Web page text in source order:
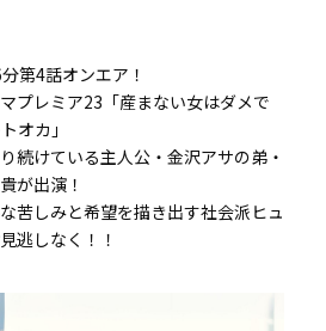
第4話オンエア！
プレミア23「産まない女はダメで
オカ」
続けている主人公・金沢アサの弟・
が出演！
苦しみと希望を描き出す社会派ヒュ
逃しなく！！